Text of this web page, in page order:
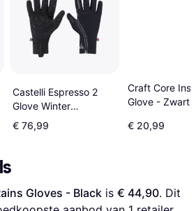
Castelli Espresso 2
Glove Winter
Handshelds - Black
€ 76,99
Craft Core
Glove - Zwart
€ 20,99
Gloves - Black is € 44,90. Dit